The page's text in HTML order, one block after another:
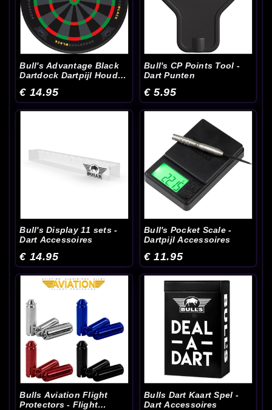
Bull's Advantage Black
Dartdock Dartpijl Houder
€ 14.95
Bull's CP Points Tool -
Dart Punten
€ 5.95
Bull's Display 11 sets -
Dart Accessoires
€ 14.95
Bull's Pocket Scale -
Dartpijl Accessoires
€ 11.95
Bulls Aviation Flight
Protectors - Flight
Bulls Dart Kaart Spel -
Dart Accessoires